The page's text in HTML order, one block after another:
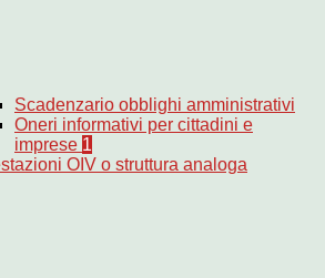
Scadenzario obblighi amministrativi
Oneri informativi per cittadini e
imprese 1
OIV o struttura analoga